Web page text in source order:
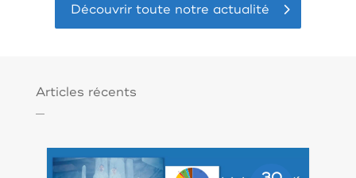
Découvrir toute notre actualité
Articles récents